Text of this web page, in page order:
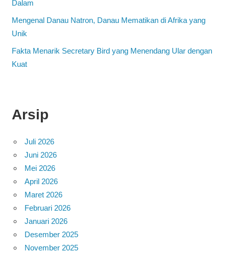
Dalam
Mengenal Danau Natron, Danau Mematikan di Afrika yang
Unik
Fakta Menarik Secretary Bird yang Menendang Ular dengan
Kuat
Arsip
Juli 2026
Juni 2026
Mei 2026
April 2026
Maret 2026
Februari 2026
Januari 2026
Desember 2025
November 2025